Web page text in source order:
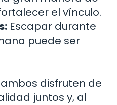
el vínculo.
Escapar durante
puede ser
disfruten de
juntos y, al